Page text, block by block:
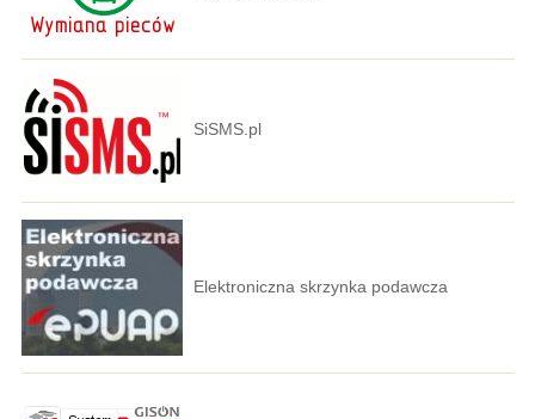
SiSMS.pl
Elektroniczna skrzynka podawcza